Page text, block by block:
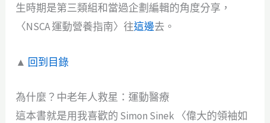
生時期是第三類組和當過企劃編輯的角度分享，
〈NSCA 運動營養指南〉往這邊去。
▲ 回到目錄
為什麼？中老年人救星：運動醫療
這本書就是用我喜歡的 Simon Sinek 〈偉大的領袖如